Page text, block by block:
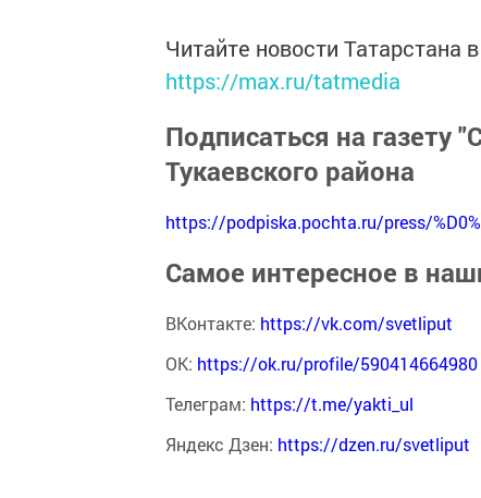
Читайте новости
https://max.ru/tatmedia
Подписаться на газету
Тукаевского района
https://podpiska.pochta.ru/press/
Самое интересное в
ВКонтакте: https://vk.com/svetliput
ОК: https://ok.ru/profile/590414664980
Телеграм: https://t.me/yakti_ul
Яндекс Дзен: https://dzen.ru/svetliput